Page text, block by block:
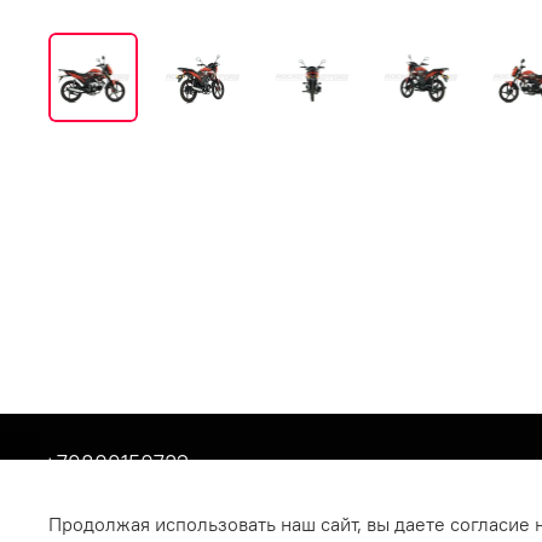
+79809150732
Продолжая использовать наш сайт, вы даете